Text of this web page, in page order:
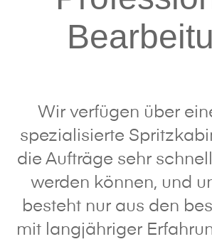
Wir verfügen über
spezialisierte
die Aufträge sehr
werden können, und
besteht nur aus den
mit langjähriger